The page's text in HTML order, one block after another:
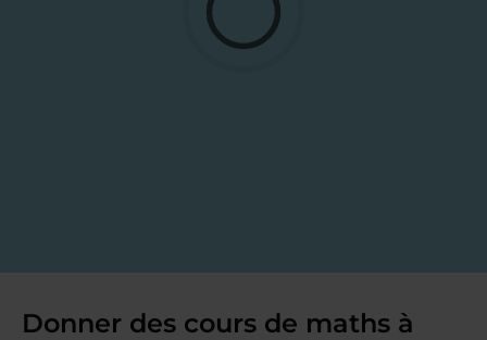
Donner des cours de maths à